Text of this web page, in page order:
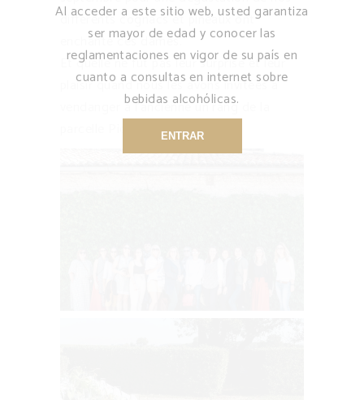
différents cognacs et pineaux ont
enchanté ces dames.
Et quelle ne fut pas leur surprise et leur
plaisir quand nous les avons invitées à
vendanger à l’ancienne un rang de la
parcelle Piconnet.
Al acceder a este sitio web, usted garantiza
ser mayor de edad y conocer las
reglamentaciones en vigor de su país en
cuanto a consultas en internet sobre
bebidas alcohólicas.
ENTRAR